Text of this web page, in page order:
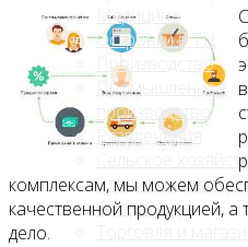
Медицина
Островки в ТЦ
Производство
Промышленное
производство
Развлечения
Сельское
Строительство,
Сфера услуг
комплексам, мы можем
качественной продукцией, а
дело.